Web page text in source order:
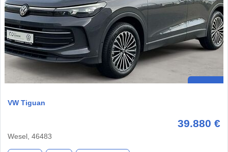
VW Tiguan
39.880 €
Wesel, 46483